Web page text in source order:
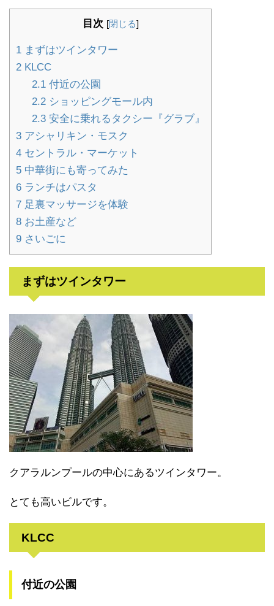
目次 [閉じる]
1 まずはツインタワー
2 KLCC
2.1付近の公園
2.2ショッピングモール内
2.3安全に乗れるタクシー『グラブ』
3 アシャリキン・モスク
4 セントラル・マーケット
5 中華街にも寄ってみた
6 ランチはパスタ
7 足裏マッサージを体験
8 お土産など
9 さいごに
まずはツインタワー
クアラルンプールの中心にあるツインタワー。
とても高いビルです。
KLCC
付近の公園